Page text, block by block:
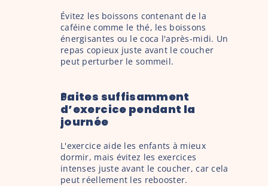
Évitez les boissons contenant de la
caféine comme le thé, les boissons
énergisantes ou le coca l'après-midi. Un
repas copieux juste avant le coucher
peut perturber le sommeil.
Faites suffisamment
d’exercice pendant la
journée
L'exercice aide les enfants à mieux
dormir, mais évitez les exercices
intenses juste avant le coucher, car cela
peut réellement les rebooster.